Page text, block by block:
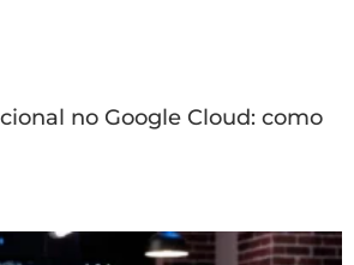
no Google Cloud: como